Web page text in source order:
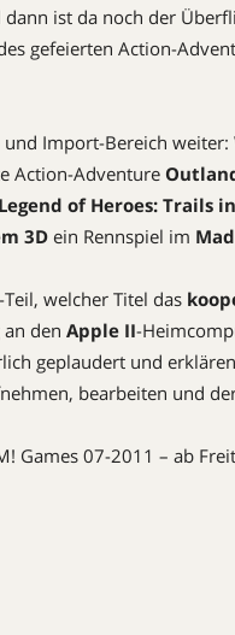
dann ist da noch der
gefeierten Action-
Import-Bereich
Action-Adventure
Legend of Heroes: Trails
3Dein Rennspiel im
welcher Titel das
den Apple II-
geplaudert und
bearbeiten und
Games 07-2011 – ab